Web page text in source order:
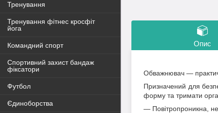
Опис
Обважнювач —
Призначений для
форму та тримати
― Повітропроникна,
Тренування
Тренування фітнес кросфіт
йога
Командний спорт
Спортивний захист бандаж
фіксатори
Футбол
Єдиноборства